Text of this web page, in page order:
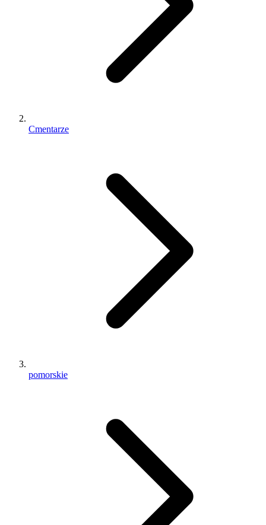
Cmentarze
pomorskie